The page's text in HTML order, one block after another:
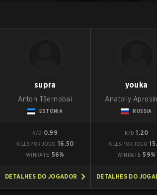
supra
Anton Tšernobai
ESTONIA
K/D 0.99
KILLS POR JOGO 16.50
WINRATE 56%
DETALHES DO JOGADOR
youka
Anatoliy
RUSSIA
K/D 1.20
KILLS POR JOGO
WINRATE 59%
DETALHES DO